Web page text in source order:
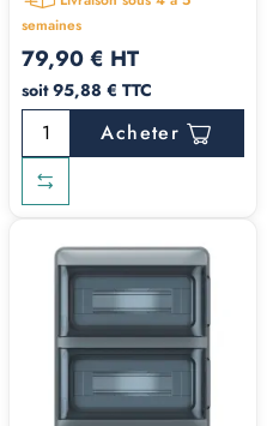
semaines
79,90 € HT
soit 95,88 € TTC
Acheter